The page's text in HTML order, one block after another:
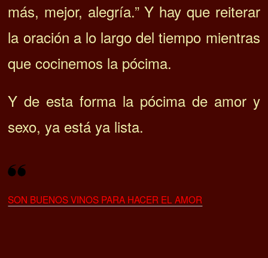
más, mejor, alegría.” Y hay que reiterar
la oración a lo largo del tiempo mientras
que cocinemos la pócima.
Y de esta forma la pócima de amor y
sexo, ya está ya lista.
SON BUENOS VINOS PARA HACER EL AMOR